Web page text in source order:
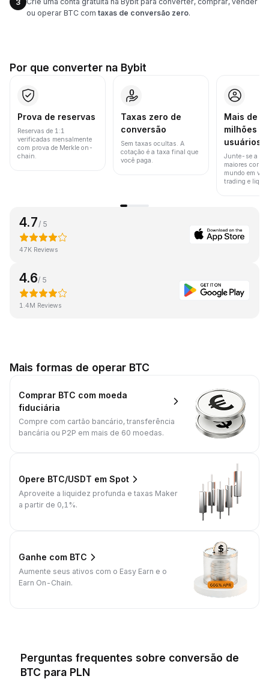
3
ou operar BTC com taxas de conversão zero.
Por que converter na Bybit
Prova de reservas
Reservas de 1:1
verificadas mensalmente
com prova de Merkle on-
chain.
Taxas zero de
conversão
Sem taxas ocultas. A
cotação é a taxa final que
você paga.
Mais de
milhões
usuários
Junte-se a
maiores
mundo em
trading e
4.7 / 5
47K Reviews
4.6/ 5
1.4M Reviews
Mais formas de operar BTC
Comprar BTC com moeda
fiduciária
Compre com cartão bancário, transferência
bancária ou P2P em mais de 60 moedas.
Opere BTC/USDT em Spot
Aproveite a liquidez profunda e taxas Maker
a partir de 0,1%.
Ganhe com BTC
Aumente seus ativos com o Easy Earn e o
Earn On-Chain.
Perguntas frequentes sobre conversão de
BTC para PLN